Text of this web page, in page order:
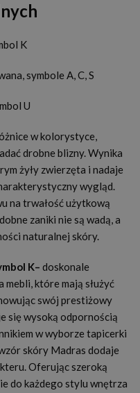
K
symbole A, C, S
U
w kolorystyce,
drobne blizny. Wynika
żyły zwierzęta i nadaje
wygląd.
na trwałość użytkową
zaniki nie są wadą, a
naturalnej skóry.
K– doskonale
mebli, które mają służyć
swój prestiżowy
się wysoką odpornością
w wyborze tapicerki
skóry Madras dodaje
Oferując szeroką
do każdego stylu wnętrza